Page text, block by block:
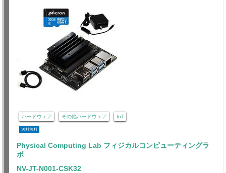
ハードウェア その他ハードウェア IoT
送料無料
Physical Computing Lab フィジカルコンピューティングラ
ボ
NV-JT-N001-CSK32